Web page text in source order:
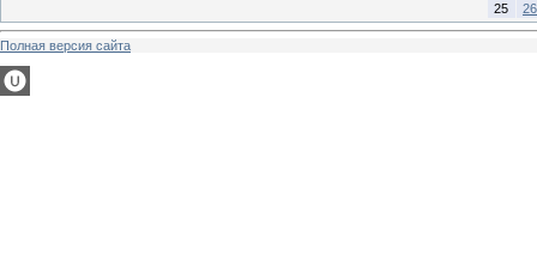
25
26
Полная версия сайта